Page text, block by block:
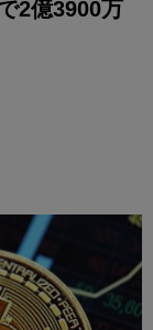
2億3900万